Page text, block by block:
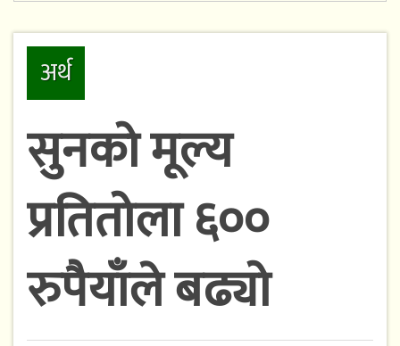
अर्थ
सुनको मूल्य
प्रतितोला ६००
रुपैयाँले बढ्यो